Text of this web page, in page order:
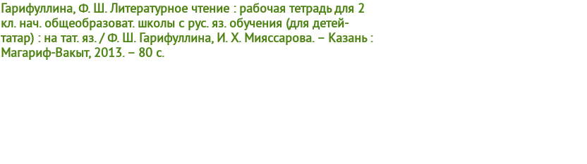
Гарифуллина, Ф. Ш. Литературное чтение : рабочая тетрадь для 2
кл. нач. общеобразоват. школы с рус. яз. обучения (для детей-
татар) : на тат. яз. / Ф. Ш. Гарифуллина, И. Х. Мияссарова. – Казань :
Магариф-Вакыт, 2013. – 80 с.